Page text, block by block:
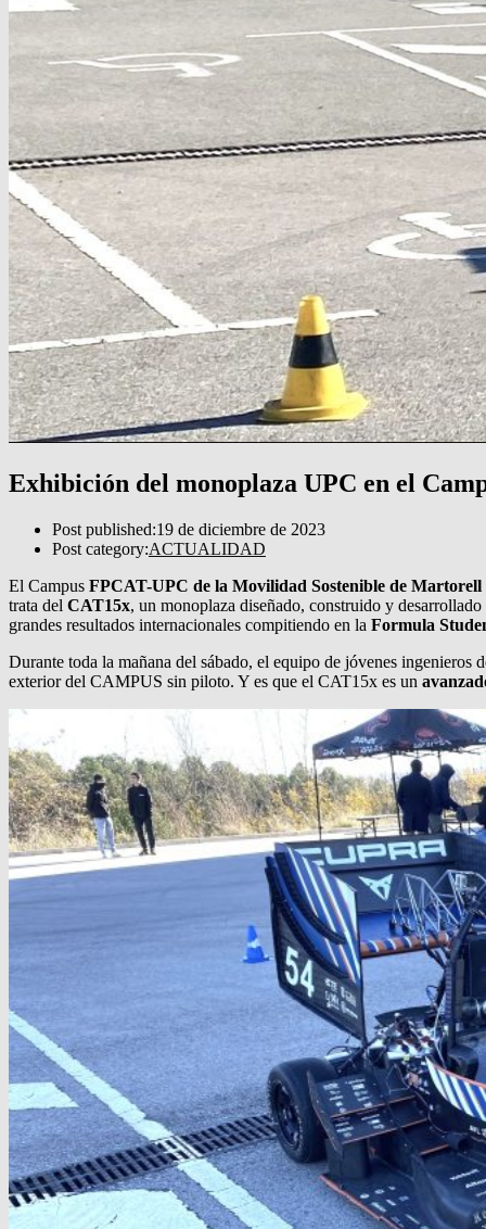
Exhibición del monoplaza UPC en el
Post published:19 de diciembre de 2023
Post category:ACTUALIDAD
El Campus FPCAT-UPC de la Movilidad Sostenible de Martorell
trata del CAT15x, un monoplaza diseñado, construido y
grandes resultados internacionales compitiendo en la Formula
Durante toda la mañana del sábado, el equipo de jóvenes
exterior del CAMPUS sin piloto. Y es que el CAT15x es un